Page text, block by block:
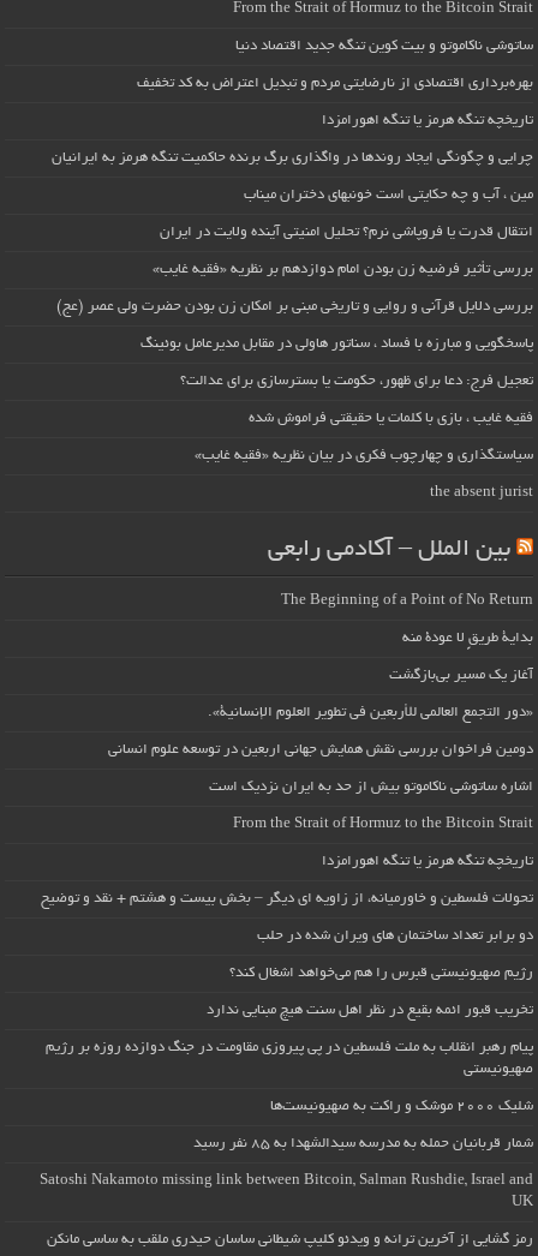
From the Strait of Hormuz to the Bitcoin Strait
ساتوشی ناکاموتو و بیت کوین تنگه جدید اقتصاد دنیا
بهره‌برداری اقتصادی از نارضایتی مردم و تبدیل اعتراض به کد تخفیف
تاریخچه تنگه هرمز یا تنگه اهورامزدا
چرایی و چگونگی ایجاد روندها در واگذاری برگ برنده حاکمیت تنگه هرمز به ایرانیان
مین ، آب و چه حکایتی است خونبهای دختران میناب
انتقال قدرت یا فروپاشی نرم؟ تحلیل امنیتی آینده ولایت در ایران
بررسی تأثیر فرضیه زن بودن امام دوازدهم بر نظریه «فقیه غایب»
بررسی دلایل قرآنی و روایی و تاریخی مبنی بر امکان زن بودن حضرت ولی عصر (عج)
پاسخگویی و مبارزه با فساد ، سناتور هاولی در مقابل مدیرعامل بوئینگ
تعجیل فرج: دعا برای ظهور، حکومت یا بسترسازی برای عدالت؟
فقیه غایب ، بازی با کلمات یا حقیقتی فراموش شده
سیاستگذاری و چهارچوب فکری در بیان نظریه «فقیه غایب»
the absent jurist
بین الملل – آکادمی رابعی
The Beginning of a Point of No Return
بداية طريقٍ لا عودة منه
آغاز یک مسیر بی‌بازگشت
«دور التجمع العالمي للأربعين في تطوير العلوم الإنسانية».
دومین فراخوان بررسی نقش همایش جهانی اربعین در توسعه علوم انسانی
اشاره ساتوشی ناکاموتو بیش از حد به ایران نزدیک است
From the Strait of Hormuz to the Bitcoin Strait
تاریخچه تنگه هرمز یا تنگه اهورامزدا
تحولات فلسطین و خاورمیانه، از زاویه ای دیگر – بخش بیست و هشتم + نقد و توضیح
دو برابر تعداد ساختمان های ویران شده در حلب
رژیم صهیونیستی قبرس را هم می‌خواهد اشغال کند؟
تخریب قبور ائمه بقیع در نظر اهل سنت هیچ مبنایی ندارد
پیام رهبر انقلاب به ملت فلسطین در پی پیروزی مقاومت در جنگ دوازده روزه بر رژیم
صهیونیستی
شلیک ۲۰۰۰ موشک و راکت به صهیونیست‌ها
شمار قربانیان حمله به مدرسه سیدالشهدا به ۸۵ نفر رسید
Satoshi Nakamoto missing link between Bitcoin, Salman Rushdie, Israel and
UK
رمز گشایی از آخرین ترانه و ویدئو کلیپ شیطانی ساسان حیدری ملقب به ساسی مانکن